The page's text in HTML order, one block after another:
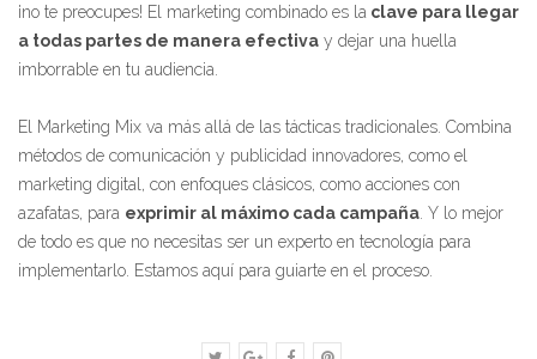
¡no te preocupes! El marketing combinado es la clave para llegar
a todas partes de manera efectiva y dejar una huella
imborrable en tu audiencia.
El Marketing Mix va más allá de las tácticas tradicionales. Combina
métodos de comunicación y publicidad innovadores, como el
marketing digital, con enfoques clásicos, como acciones con
azafatas, para exprimir al máximo cada campaña . Y lo mejor
de todo es que no necesitas ser un experto en tecnología para
implementarlo. Estamos aquí para guiarte en el proceso.